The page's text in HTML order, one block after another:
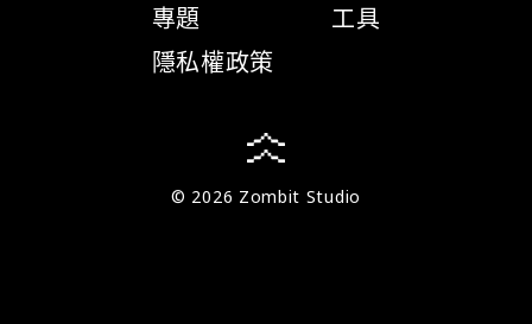
專題
隱私權政策
工具
© 2026 Zombit Studio